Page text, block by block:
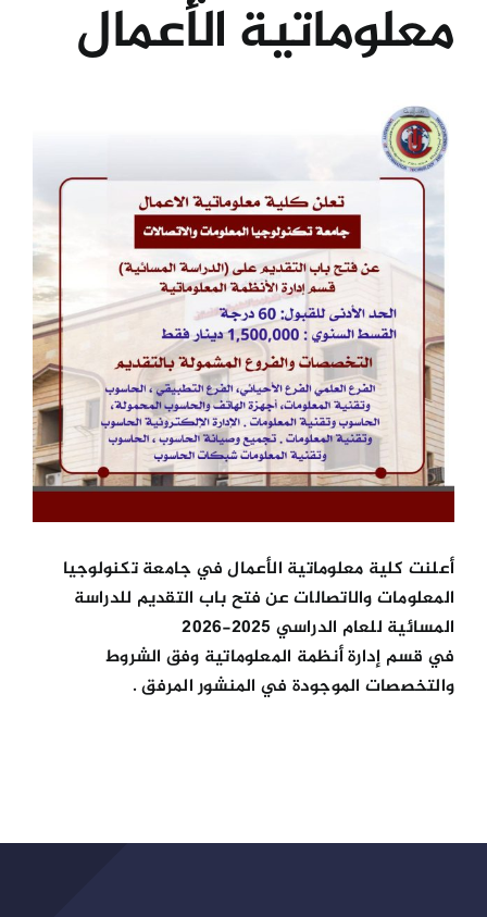
الكليات
الخدمات
اتصل بنا
معلوماتية الأعمال
View
Larger
Image
أعلنت كلية معلوماتية الأعمال في جامعة تكنولوجيا
المعلومات والاتصالات عن فتح باب التقديم للدراسة
المسائية للعام الدراسي 2025-2026
في قسم إدارة أنظمة المعلوماتية وفق الشروط
والتخصصات الموجودة في المنشور المرفق .